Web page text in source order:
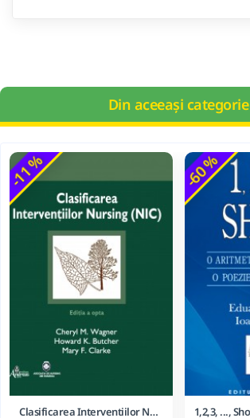
Din aceeași categorie
-11 %
Clasificarea Interventiilor Nursing (NIC)
-60 %